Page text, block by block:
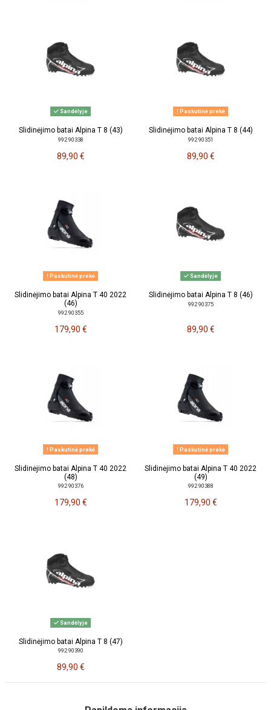
Sandėlyje
Slidinėjimo batai Alpina T 8 (43)
992 90338
89,90 €
Paskutinė prekė
Slidinėjimo batai Alpina T 8 (44)
992 90351
89,90 €
Paskutinė prekė
Slidinėjimo batai Alpina T 40 2022
(46)
992 90355
179,90 €
Sandėlyje
Slidinėjimo batai Alpina T 8 (46)
992 90375
89,90 €
Paskutinė prekė
Slidinėjimo batai Alpina T 40 2022
(48)
992 90376
179,90 €
Paskutinė prekė
Slidinėjimo batai Alpina T 40 2022
(49)
992 90388
179,90 €
Sandėlyje
Slidinėjimo batai Alpina T 8 (47)
992 90390
89,90 €